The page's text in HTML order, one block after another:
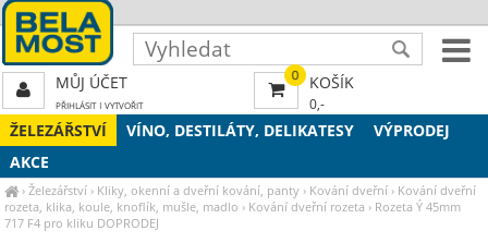
ŽELEZÁŘSTVÍ VÍNO, DESTILÁTY, DELIKATESY
VÝPRODEJ
AKCE
›Železářství › Kliky, okenní a dveřní kování, panty › Kování dveřní › Kování dveřní
rozeta, klika, koule, knoflík, mušle, madlo › Kování dveřní rozeta › Rozeta Ý 45mm
717 F4 pro kliku DOPRODEJ
0 KOŠÍK
0,-
MŮJ ÚČET
PŘIHLÁSIT| VYTVOŘIT